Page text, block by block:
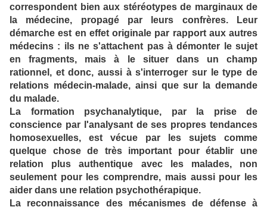
correspondent bien aux stéréotypes de marginaux de
la médecine, propagé par leurs confrères. Leur
démarche est en effet originale par rapport aux autres
médecins : ils ne s'attachent pas à démonter le sujet
en fragments, mais à le situer dans un champ
rationnel, et donc, aussi à s'interroger sur le type de
relations médecin-malade, ainsi que sur la demande
du malade.
La formation psychanalytique, par la prise de
conscience par l'analysant de ses propres tendances
homosexuelles, est vécue par les sujets comme
quelque chose de très important pour établir une
relation plus authentique avec les malades, non
seulement pour les comprendre, mais aussi pour les
aider dans une relation psychothérapique.
La reconnaissance des mécanismes de défense à